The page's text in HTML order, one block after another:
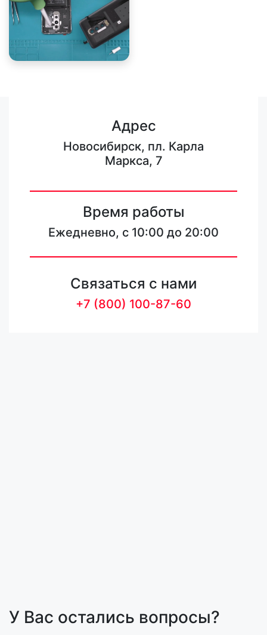
Адрес
Новосибирск, пл. Карла
Маркса, 7
Время работы
Ежедневно, с 10:00 до 20:00
Связаться с нами
+7 (800) 100-87-60
У Вас остались вопросы?